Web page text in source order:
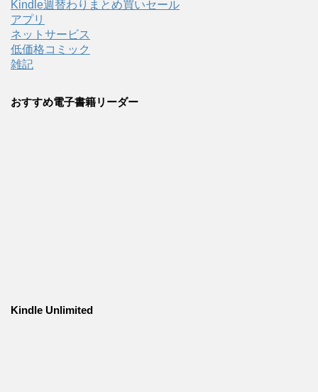
Kindle週替わりまとめ買いセール
アプリ
ネットサービス
低価格コミック
雑記
おすすめ電子書籍リーダー
Kindle Unlimited